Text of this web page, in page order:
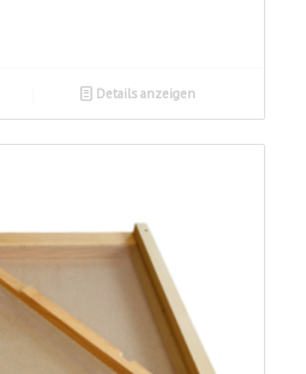
Details anzeigen